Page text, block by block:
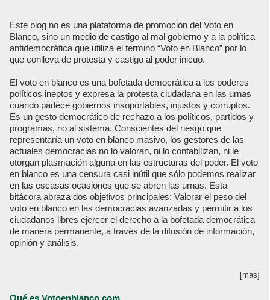
Este blog no es una plataforma de promoción del Voto en
Blanco, sino un medio de castigo al mal gobierno y a la política
antidemocrática que utiliza el termino “Voto en Blanco” por lo
que conlleva de protesta y castigo al poder inicuo.
El voto en blanco es una bofetada democrática a los poderes
políticos ineptos y expresa la protesta ciudadana en las urnas
cuando padece gobiernos insoportables, injustos y corruptos.
Es un gesto democrático de rechazo a los políticos, partidos y
programas, no al sistema. Conscientes del riesgo que
representaría un voto en blanco masivo, los gestores de las
actuales democracias no lo valoran, ni lo contabilizan, ni le
otorgan plasmación alguna en las estructuras del poder. El voto
en blanco es una censura casi inútil que sólo podemos realizar
en las escasas ocasiones que se abren las urnas. Esta
bitácora abraza dos objetivos principales: Valorar el peso del
voto en blanco en las democracias avanzadas y permitir a los
ciudadanos libres ejercer el derecho a la bofetada democrática
de manera permanente, a través de la difusión de información,
opinión y análisis.
[más]